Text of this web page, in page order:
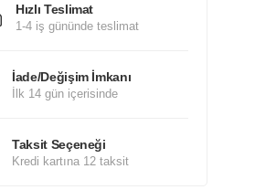
Hızlı Teslimat
1-4 iş gününde teslimat
İade/Değişim İmkanı
İlk 14 gün içerisinde
Taksit Seçeneği
Kredi kartına 12 taksit